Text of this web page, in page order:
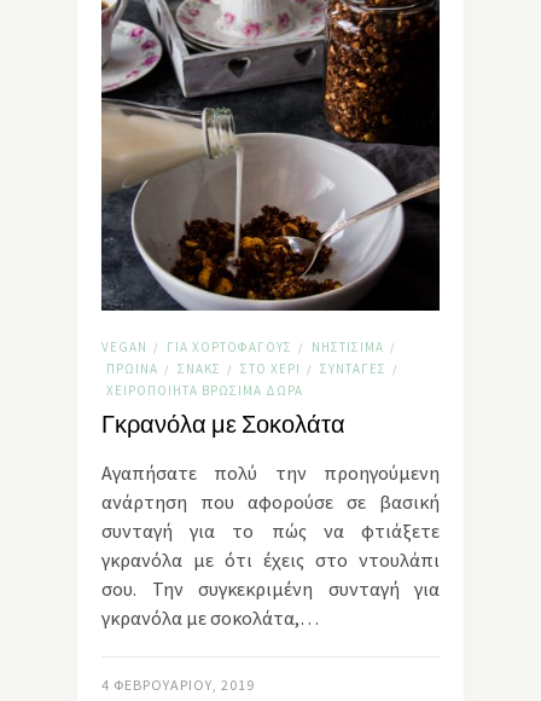
VEGAN / ΓΙΑ ΧΟΡΤΟΦΆΓΟΥΣ / ΝΗΣΤΊΣΙΜΑ /
ΠΡΩΙΝΆ / ΣΝΑΚΣ / ΣΤΟ ΧΈΡΙ / ΣΥΝΤΑΓΈΣ /
ΧΕΙΡΟΠΟΊΗΤΑ ΒΡΏΣΙΜΑ ΔΏΡΑ
Γκρανόλα με Σοκολάτα
Αγαπήσατε πολύ την προηγούμενη
ανάρτηση που αφορούσε σε βασική
συνταγή για το πώς να φτιάξετε
γκρανόλα με ότι έχεις στο ντουλάπι
σου. Την συγκεκριμένη συνταγή για
γκρανόλα με σοκολάτα,…
4 ΦΕΒΡΟΥΑΡΊΟΥ, 2019